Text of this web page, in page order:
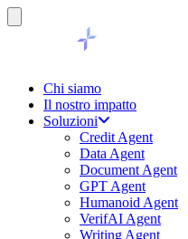
Chi siamo
Il nostro impatto
Soluzioni
Credit Agent
Data Agent
Document Agent
GPT Agent
Humanoid Agent
VerifAI Agent
Writing Agent